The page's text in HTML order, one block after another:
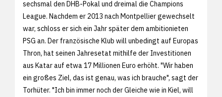
sechsmal den DHB-Pokal und dreimal die Champions
League. Nachdem er 2013 nach Montpellier gewechselt
war, schloss er sich ein Jahr später dem ambitionieten
PSG an. Der französische Klub will unbedingt auf Europas
Thron, hat seinen Jahresetat mithilfe der Investitionen
aus Katar auf etwa 17 Millionen Euro erhöht. "Wir haben
ein großes Ziel, das ist genau, was ich brauche", sagt der
Torhüter. "Ich bin immer noch der Gleiche wie in Kiel, will